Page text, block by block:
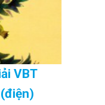
VBT